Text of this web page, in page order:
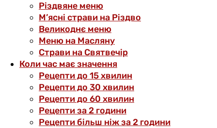
Різдвяне меню
М’ясні страви на Різдво
Великоднє меню
Меню на Масляну
Страви на Святвечір
Коли час має значення
Рецепти до 15 хвилин
Рецепти до 30 хвилин
Рецепти до 60 хвилин
Рецепти за 2 години
Рецепти більш ніж за 2 години